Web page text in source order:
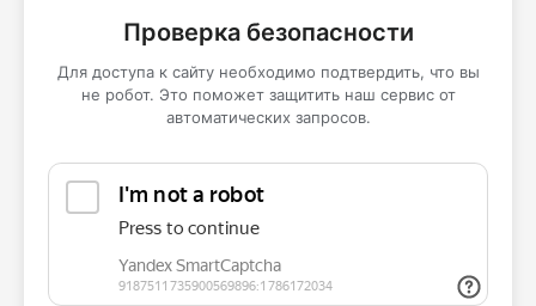
Проверка безопасности
Для доступа к сайту необходимо подтвердить, что вы
не робот. Это поможет защитить наш сервис от
автоматических запросов.